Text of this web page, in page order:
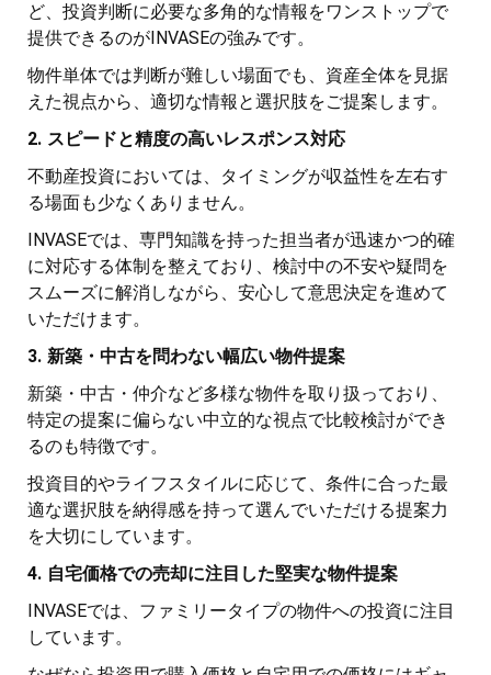
ど、投資判断に必要な多角的な情報をワンストップで
提供できるのがINVASEの強みです。
物件単体では判断が難しい場面でも、資産全体を見据
えた視点から、適切な情報と選択肢をご提案します。
2. スピードと精度の高いレスポンス対応
不動産投資においては、タイミングが収益性を左右す
る場面も少なくありません。
INVASEでは、専門知識を持った担当者が迅速かつ的確
に対応する体制を整えており、検討中の不安や疑問を
スムーズに解消しながら、安心して意思決定を進めて
いただけます。
3. 新築・中古を問わない幅広い物件提案
新築・中古・仲介など多様な物件を取り扱っており、
特定の提案に偏らない中立的な視点で比較検討ができ
るのも特徴です。
投資目的やライフスタイルに応じて、条件に合った最
適な選択肢を納得感を持って選んでいただける提案力
を大切にしています。
4. 自宅価格での売却に注目した堅実な物件提案
INVASEでは、ファミリータイプの物件への投資に注目
しています。